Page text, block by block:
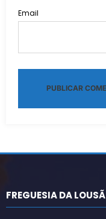
Email
FREGUESIA DA LOUSÃ